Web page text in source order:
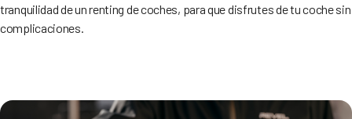
tranquilidad de un renting de coches, para que disfrutes de tu coche sin
complicaciones.